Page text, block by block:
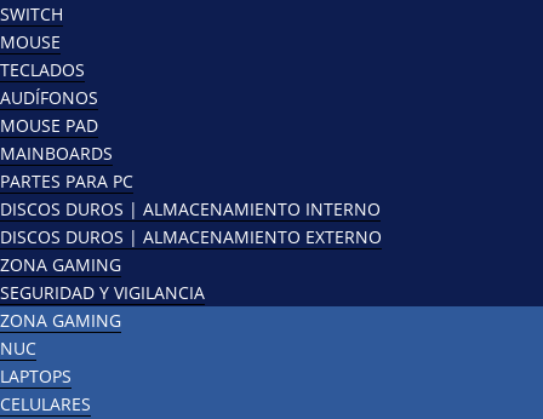
SWITCH
MOUSE
TECLADOS
AUDÍFONOS
MOUSE PAD
MAINBOARDS
PARTES PARA PC
DISCOS DUROS | ALMACENAMIENTO INTERNO
DISCOS DUROS | ALMACENAMIENTO EXTERNO
ZONA GAMING
SEGURIDAD Y VIGILANCIA
ZONA GAMING
NUC
LAPTOPS
CELULARES